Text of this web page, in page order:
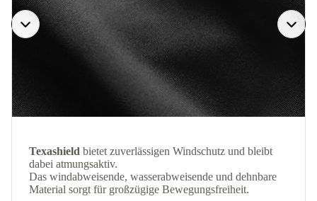
Texashield bietet zuverlässigen Windschutz und bleibt
dabei atmungsaktiv.
Das windabweisende, wasserabweisende und dehnbare
Material sorgt für großzügige Bewegungsfreiheit.